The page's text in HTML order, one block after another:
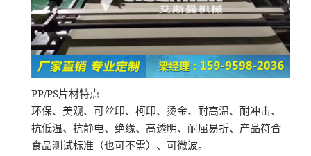
PP/PS片材特点
环保、美观、可丝印、柯印、烫金、耐高温、耐冲击、
抗低温、抗静电、绝缘、高透明、耐屈易折、产品符合
食品测试标准（也可不需）、可微波。